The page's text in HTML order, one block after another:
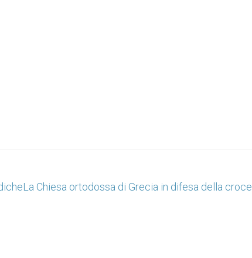
La Chiesa ortodossa di Grecia in difesa della croce